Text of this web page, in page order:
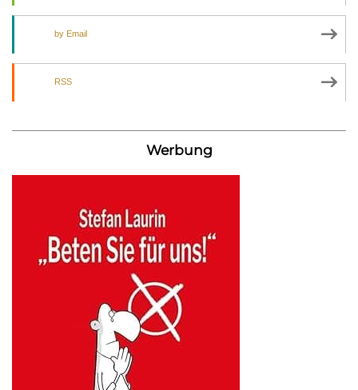
by Email
RSS
Werbung